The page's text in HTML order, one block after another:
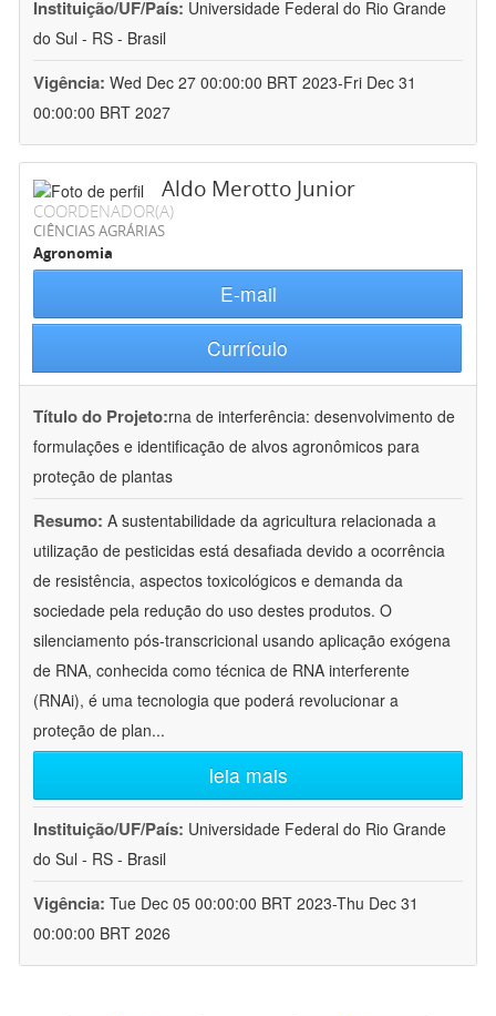
Instituição/UF/País: Universidade Federal do Rio Grande
do Sul - RS - Brasil
Vigência: Wed Dec 27 00:00:00 BRT 2023-Fri Dec 31
00:00:00 BRT 2027
Aldo Merotto Junior
COORDENADOR(A)
CIÊNCIAS AGRÁRIAS
Agronomia
E-mail
Currículo
Título do Projeto:rna de interferência: desenvolvimento de
formulações e identificação de alvos agronômicos para
proteção de plantas
Resumo: A sustentabilidade da agricultura relacionada a
utilização de pesticidas está desafiada devido a ocorrência
de resistência, aspectos toxicológicos e demanda da
sociedade pela redução do uso destes produtos. O
silenciamento pós-transcricional usando aplicação exógena
de RNA, conhecida como técnica de RNA interferente
(RNAi), é uma tecnologia que poderá revolucionar a
proteção de plan...
leia mais
Instituição/UF/País: Universidade Federal do Rio Grande
do Sul - RS - Brasil
Vigência: Tue Dec 05 00:00:00 BRT 2023-Thu Dec 31
00:00:00 BRT 2026